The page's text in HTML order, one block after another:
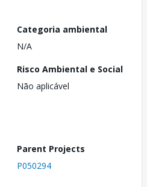
Categoria ambiental
N/A
Risco Ambiental e Social
Não aplicável
Parent Projects
P050294